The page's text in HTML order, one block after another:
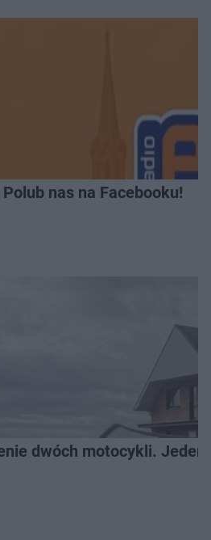
nas na Facebooku!
dwóch motocykli.